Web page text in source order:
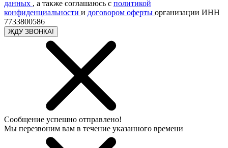
данных , а также соглашаюсь с политикой
конфиденциальности и договором оферты организации ИНН
7733800586
ЖДУ ЗВОНКА!
Сообщение успешно отправлено!
Мы перезвоним вам в течение указанного времени